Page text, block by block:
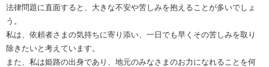
法律問題に直面すると、大きな不安や苦しみを抱えることが多いでしょ
う。
私は、依頼者さまの気持ちに寄り添い、一日でも早くその苦しみを取り
除きたいと考えています。
また、私は姫路の出身であり、地元のみなさまのお力になれることを何